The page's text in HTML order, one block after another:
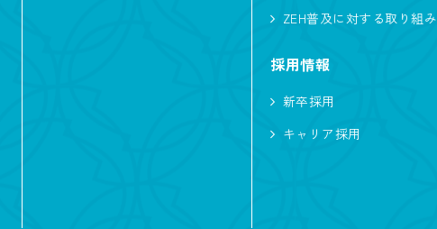
対面キッチン
猫と暮らす
ファミリークローク
自転車
ZEH普及に対する取り組み
採用情報
新卒採用
キャリア採用